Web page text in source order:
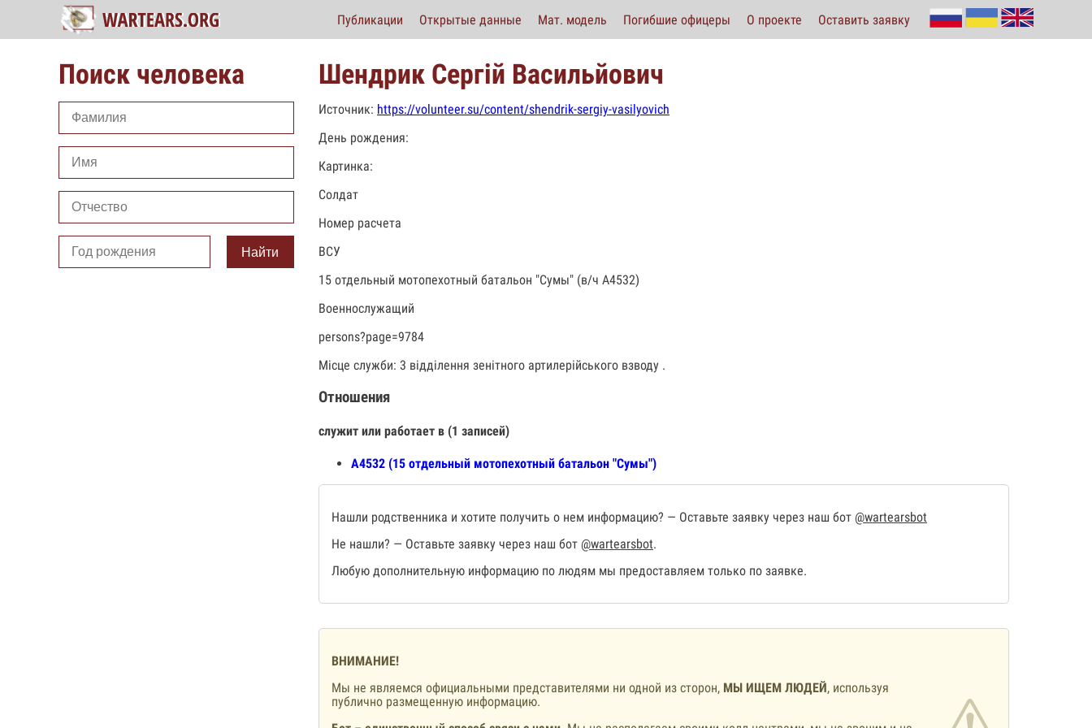
Публикации Открытые данные Мат. модель Погибшие офицеры О проекте Оставить заявку
Поиск человека
Найти
Шендрик Сергій Васильйович
Источник: https://volunteer.su/content/shendrik-sergiy-vasilyovich
День рождения:
Картинка:
Солдат
Номер расчета
ВСУ
15 отдельный мотопехотный батальон "Сумы" (в/ч А4532)
Военнослужащий
persons?page=9784
Місце служби: 3 відділення зенітного артилерійського взводу .
Отношения
служит или работает в (1 записей)
А4532 (15 отдельный мотопехотный батальон "Сумы")
Нашли родственника и хотите получить о нем информацию? — Оставьте заявку через наш бот @wartearsbot
Не нашли? — Оставьте заявку через наш бот @wartearsbot.
Любую дополнительную информацию по людям мы предоставляем только по заявке.
ВНИМАНИЕ!
Мы не являемся официальными представителями ни одной из сторон, МЫ ИЩЕМ ЛЮДЕЙ, используя
публично размещенную информацию.